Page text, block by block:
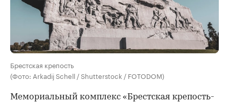
Брестская крепость
(Фото: Arkadij Schell / Shutterstock / FOTODOM)
Мемориальный комплекс «Брестская крепость-